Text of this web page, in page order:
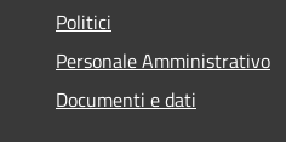
Politici
Personale Amministrativo
Documenti e dati